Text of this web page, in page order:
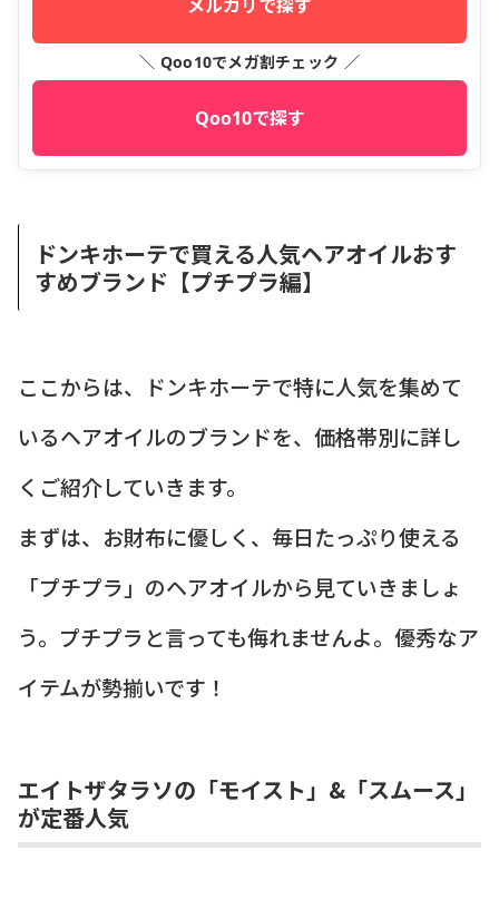
メルカリで探す
＼ Qoo10でメガ割チェック ／
Qoo10で探す
ドンキホーテで買える人気ヘアオイルおす
すめブランド【プチプラ編】
ここからは、ドンキホーテで特に人気を集めて
いるヘアオイルのブランドを、価格帯別に詳し
くご紹介していきます。
まずは、お財布に優しく、毎日たっぷり使える
「プチプラ」のヘアオイルから見ていきましょ
う。プチプラと言っても侮れませんよ。優秀なア
イテムが勢揃いです！
エイトザタラソの「モイスト」&「スムース」
が定番人気